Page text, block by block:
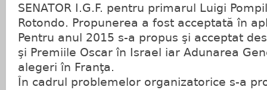
SENATOR I.G.F. pentru primarul Luigi
Rotondo. Propunerea a fost acceptată în
Pentru anul 2015 s-a propus şi acceptat
şi Premiile Oscar în Israel iar Adunarea
alegeri în Franţa.
În cadrul problemelor organizatorice s-a